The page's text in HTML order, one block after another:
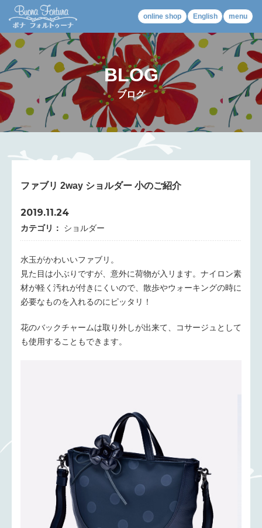
online shop English menu
BLOG
ブログ
ファブリ 2way ショルダー 小のご紹介
2019.11.24
カテゴリ： ショルダー
水玉がかわいいファブリ。
見た目は小ぶりですが、意外に荷物が入リます。ナイロン素
材が軽く汚れが付きにくいので、散歩やウォーキングの時に
必要なものを入れるのにピッタリ！
花のバックチャームは取り外しが出来て、コサージュとして
も使用することもできます。